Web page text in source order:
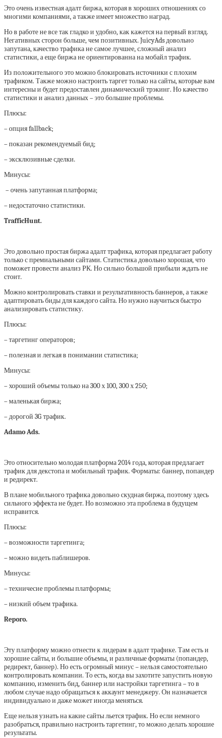
Это очень известная адалт биржа, которая в хороших отношениях со
многими компаниями, а также имеет множество наград.
Но в работе не все так гладко и удобно, как кажется на первый взгляд.
Негативных сторон больше, чем позитивных. JuicyAds довольно
запутана, качество трафика не самое лучшее, сложный анализ
статистики, а еще биржа не ориентированна на мобайл трафик.
Из положительного это можно блокировать источники с плохим
трафиком. Также можно настроить таргет только на сайты, которые вам
интересны и будет предоставлен динамический трэкинг. Но качество
статистики и анализ данных – это большие проблемы.
Плюсы:
– опция fallback;
– показан рекомендуемый бид;
– эксклюзивные сделки.
Минусы:
– очень запутанная платформа;
– недостаточно статистики.
TrafficHunt.
Это довольно простая биржа адалт трафика, которая предлагает работу
только с премиальными сайтами. Статистика довольно хорошая, что
поможет провести анализ РК. Но сильно большой прибыли ждать не
стоит.
Можно контролировать ставки и результативность баннеров, а также
адаптировать биды для каждого сайта. Но нужно научиться быстро
анализировать статистику.
Плюсы:
– таргетинг операторов;
– полезная и легкая в понимании статистика;
Минусы:
– хороший объемы только на 300 х 100, 300 х 250;
– маленькая биржа;
– дорогой 3G трафик.
Adamo Ads.
Это относительно молодая платформа 2014 года, которая предлагает
трафик для декстопа и мобильный трафик. Форматы: баннер, попандер
и редирект.
В плане мобильного трафика довольно скудная биржа, поэтому здесь
сильного эффекта не будет. Но возможно эта проблема в будущем
исправится.
Плюсы:
– возможности таргетинга;
– можно видеть паблишеров.
Минусы:
– техничесие проблемы платформы;
– низкий объем трафика.
Reporo.
Эту платформу можно отнести к лидерам в адалт трафике. Там есть и
хорошие сайты, и большие объемы, и различные форматы (попандер,
редирект, баннер). Но есть огромный минус – нельзя самостоятельно
контролировать компании. То есть, когда вы захотите запустить новую
компанию, изменить бид, баннер или настройки таргетинга – то в
любом случае надо обращаться к аккаунт менеджеру. Он назначается
индивидуально и даже может иногда меняться.
Еще нельзя узнать на какие сайты льется трафик. Но если немного
разобраться, правильно настроить таргетинг, то можно делать хорошие
результаты.